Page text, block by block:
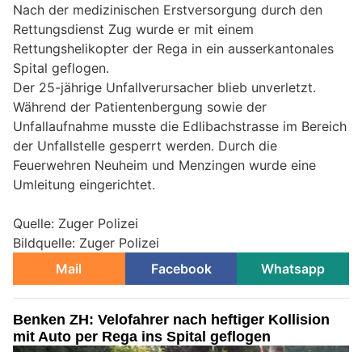
Nach der medizinischen Erstversorgung durch den
Rettungsdienst Zug wurde er mit einem
Rettungshelikopter der Rega in ein ausserkantonales
Spital geflogen.
Der 25-jährige Unfallverursacher blieb unverletzt.
Während der Patientenbergung sowie der
Unfallaufnahme musste die Edlibachstrasse im Bereich
der Unfallstelle gesperrt werden. Durch die
Feuerwehren Neuheim und Menzingen wurde eine
Umleitung eingerichtet.
Quelle: Zuger Polizei
Bildquelle: Zuger Polizei
Mail
Facebook Whatsapp
Benken ZH: Velofahrer nach heftiger Kollision
mit Auto per Rega ins Spital geflogen